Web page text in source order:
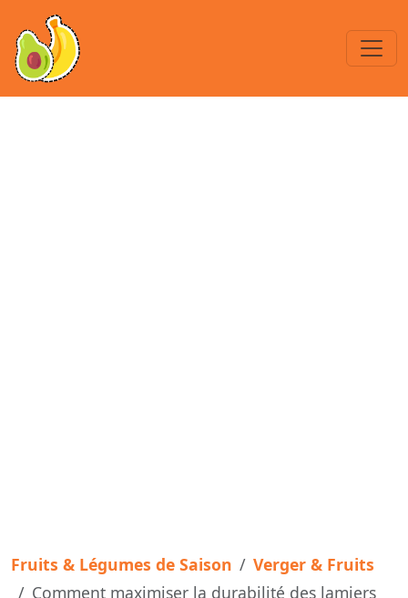
Fruits & Légumes de Saison
Verger & Fruits
Comment maximiser la durabilité des lamiers